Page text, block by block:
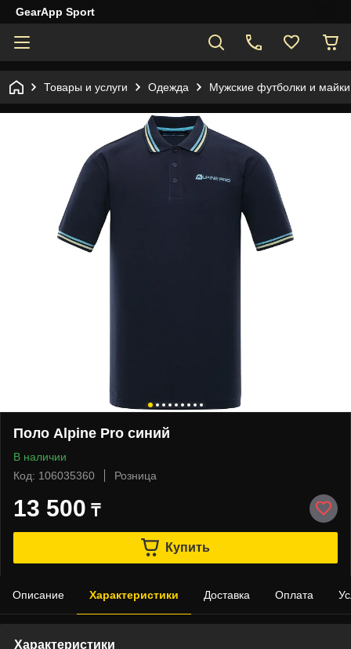
GearApp Sport
Товары и услуги Одежда Мужские футболки и майки
Поло Alpine Pro синий
В наличии
Код: 106035360
Розница
13 500 ₸
Купить
Описание Характеристики Доставка Оплата
Характеристики